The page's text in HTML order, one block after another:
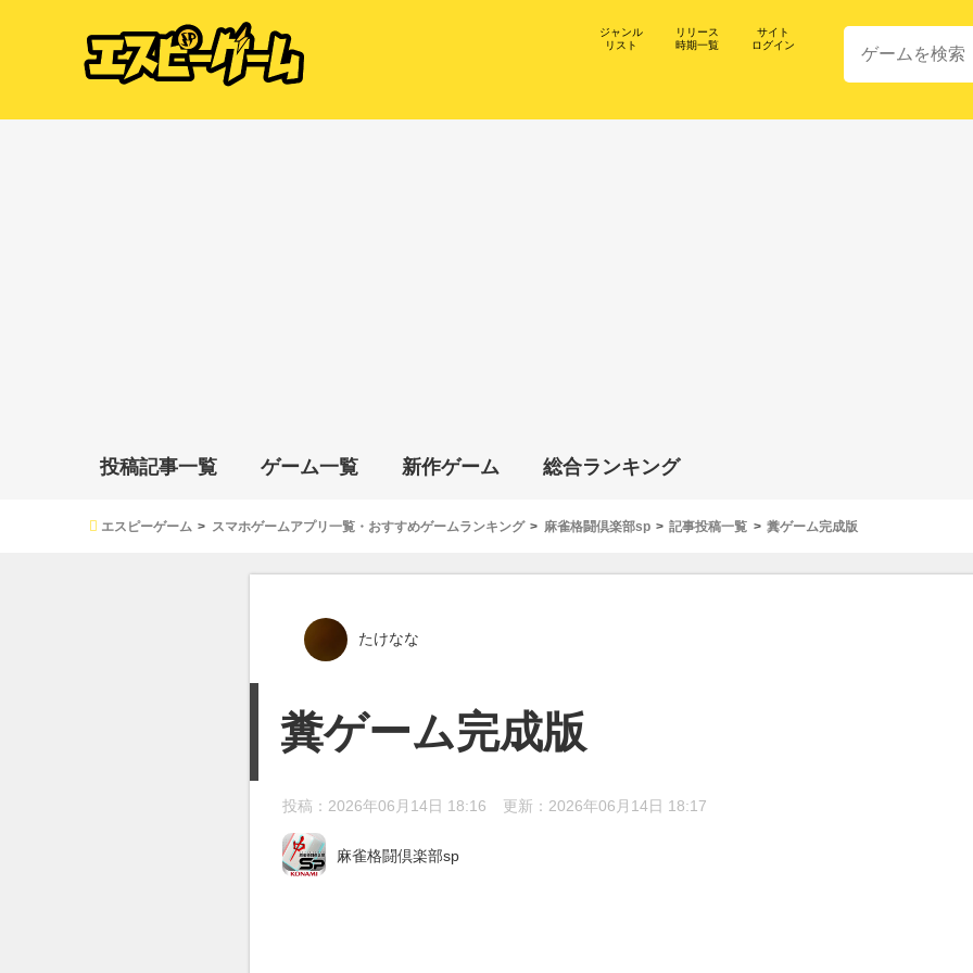
ジャンル
リスト
リリース
時期一覧
サイト
ログイン
投稿記事一覧 ゲーム一覧 新作ゲーム 総合ランキング
エスピーゲーム スマホゲームアプリ一覧・おすすめゲームランキング 麻雀格闘倶楽部sp 記事投稿一覧 糞ゲーム完成版
たけなな
糞ゲーム完成版
投稿：2026年06月14日 18:16 更新：2026年06月14日 18:17
麻雀格闘倶楽部sp